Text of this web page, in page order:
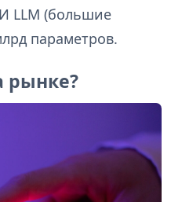
LLM (большие
параметров.
рынке?